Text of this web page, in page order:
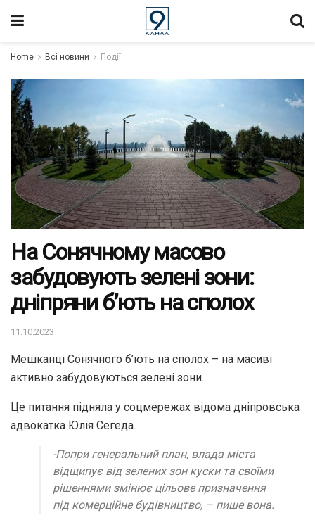
Home Всі новини Події
На Сонячному масово
забудовують зелені зони:
дніпряни б’ють на сполох
11.10.2023
Мешканці Сонячного б’ють на сполох – на масиві
активно забудовуються зелені зони.
Це питання підняла у соцмережах відома дніпровська
адвокатка Юлія Сегеда.
-Попри генеральний план, влада міста
відщипує від зелених зон куски та своїми
рішеннями змінює цільове призначення
під комерційне будівництво, – пише вона.